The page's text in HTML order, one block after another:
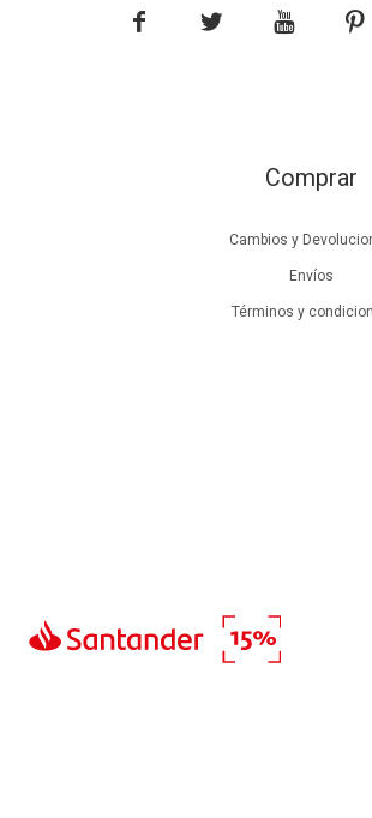
Comprar
Cambios y
Envíos
Términos y
   